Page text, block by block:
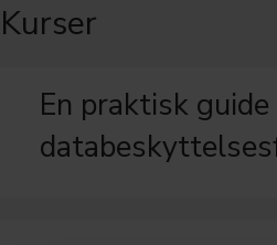
Kurser
En praktisk